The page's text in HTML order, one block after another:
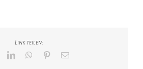
Link teilen:
FacebookLinkedInWhatsApp
Pinterest
E-